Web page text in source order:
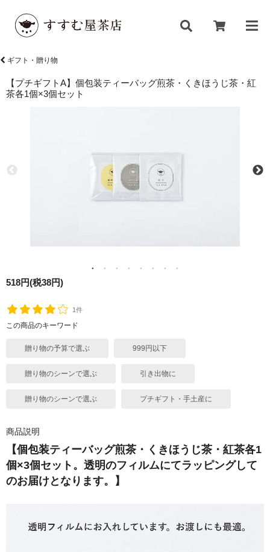
ギフト・贈り物
【プチギフトA】個包装ティーバッグ煎茶・くきほうじ茶・紅
茶各1個×3個セット
518円(税38円)
1件
この商品のキーワード
贈り物の予算で選ぶ 999円以下
贈り物のシーンで選ぶ 引き出物に
贈り物のシーンで選ぶ プチギフト・手土産に
商品説明
【個包装ティーバッグ煎茶・くきほうじ茶・紅茶各1
個×3個セット。透明のフィルムにてラッピングして
のお届けとなります。】